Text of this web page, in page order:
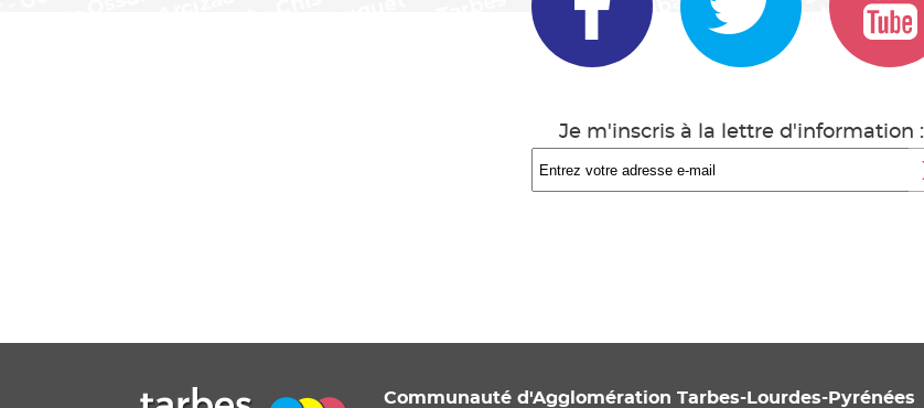
Je m'inscris à la lettre d'information :
Communauté d'Agglomération Tarbes-Lourdes-Pyrénées